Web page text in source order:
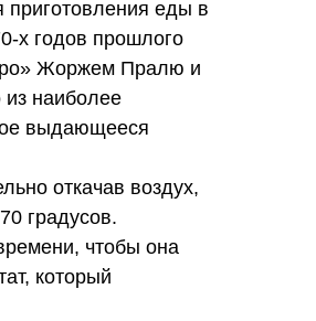
еды в
х годов прошлого
Жоржем Пралю и
наиболее
выдающееся
откачав воздух,
градусов.
чтобы она
который